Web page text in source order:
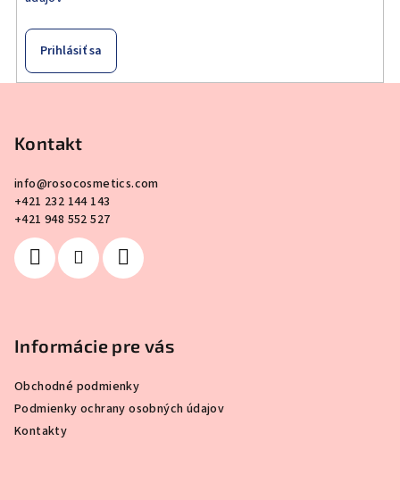
Prihlásiť sa
Kontakt
info@rosocosmetics.com
+421 232 144 143
+421 948 552 527
Informácie pre vás
Obchodné podmienky
Podmienky ochrany osobných údajov
Kontakty